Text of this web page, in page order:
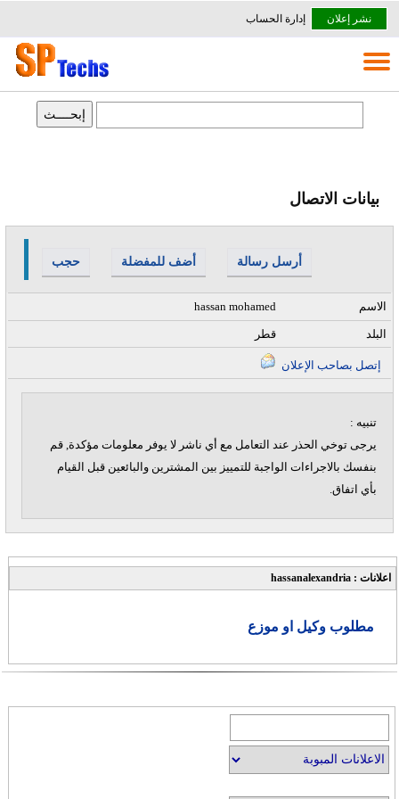
نشر إعلان إدارة الحساب
بيانات الاتصال
حجب أضف للمفضلة أرسل رسالة
hassan mohamed الاسم
قطر البلد
تنبيه :
يرجى توخي الحذر عند التعامل مع أي ناشر لا يوفر معلومات مؤكدة, قم
بنفسك بالاجراءات الواجبة للتمييز بين المشترين والبائعين قبل القيام
بأي اتفاق.
اعلانات : hassanalexandria
مطلوب وكيل او موزع